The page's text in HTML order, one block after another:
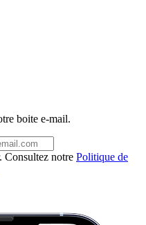
boite e-mail.
Consultez notre Politique de